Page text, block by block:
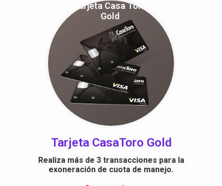
Tarjeta Casa Toro
Gold
Tarjeta CasaToro Gold
Realiza más de 3 transacciones para la
exoneración de cuota de manejo.